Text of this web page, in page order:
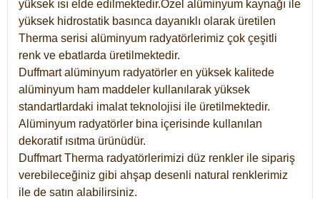
yüksek ısı elde edilmektedir.Özel alüminyum kaynağı ile
yüksek hidrostatik basınca dayanıklı olarak üretilen
Therma serisi alüminyum radyatörlerimiz çok çeşitli
renk ve ebatlarda üretilmektedir.
Duffmart alüminyum radyatörler en yüksek kalitede
alüminyum ham maddeler kullanılarak yüksek
standartlardaki imalat teknolojisi ile üretilmektedir.
Alüminyum radyatörler bina içerisinde kullanılan
dekoratif ısıtma ürünüdür.
Duffmart Therma radyatörlerimizi düz renkler ile sipariş
verebileceğiniz gibi ahşap desenli natural renklerimiz
ile de satın alabilirsiniz.